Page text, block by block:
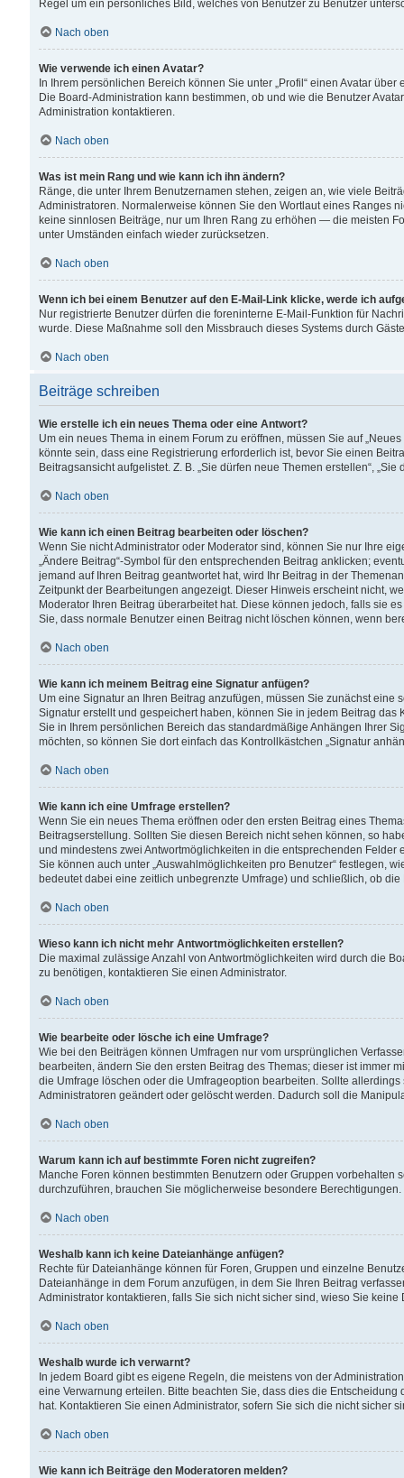
Regel um ein persönliches Bild, welches von Benutzer zu Benutzer
Nach oben
Wie verwende ich einen Avatar?
In Ihrem persönlichen Bereich können Sie unter „Profil“ einen Avatar
Die Board-Administration kann bestimmen, ob und wie die Benutzer
Administration kontaktieren.
Nach oben
Was ist mein Rang und wie kann ich ihn ändern?
Ränge, die unter Ihrem Benutzernamen stehen, zeigen an, wie viele
Administratoren. Normalerweise können Sie den Wortlaut eines Ranges
keine sinnlosen Beiträge, nur um Ihren Rang zu erhöhen — die meisten
unter Umständen einfach wieder zurücksetzen.
Nach oben
Wenn ich bei einem Benutzer auf den E-Mail-Link klicke, werde ich
Nur registrierte Benutzer dürfen die foreninterne E-Mail-Funktion für
wurde. Diese Maßnahme soll den Missbrauch dieses Systems durch
Nach oben
Beiträge schreiben
Wie erstelle ich ein neues Thema oder eine Antwort?
Um ein neues Thema in einem Forum zu eröffnen, müssen Sie auf
könnte sein, dass eine Registrierung erforderlich ist, bevor Sie einen
Beitragsansicht aufgelistet. Z. B. „Sie dürfen neue Themen erstellen“,
Nach oben
Wie kann ich einen Beitrag bearbeiten oder löschen?
Wenn Sie nicht Administrator oder Moderator sind, können Sie nur Ihre
„Ändere Beitrag“-Symbol für den entsprechenden Beitrag anklicken;
jemand auf Ihren Beitrag geantwortet hat, wird Ihr Beitrag in der
Zeitpunkt der Bearbeitungen angezeigt. Dieser Hinweis erscheint nicht,
Moderator Ihren Beitrag überarbeitet hat. Diese können jedoch, falls sie
Sie, dass normale Benutzer einen Beitrag nicht löschen können, wenn
Nach oben
Wie kann ich meinem Beitrag eine Signatur anfügen?
Um eine Signatur an Ihren Beitrag anzufügen, müssen Sie zunächst
Signatur erstellt und gespeichert haben, können Sie in jedem Beitrag
Sie in Ihrem persönlichen Bereich das standardmäßige Anhängen Ihrer
möchten, so können Sie dort einfach das Kontrollkästchen „Signatur
Nach oben
Wie kann ich eine Umfrage erstellen?
Wenn Sie ein neues Thema eröffnen oder den ersten Beitrag eines
Beitragserstellung. Sollten Sie diesen Bereich nicht sehen können, so
und mindestens zwei Antwortmöglichkeiten in die entsprechenden
Sie können auch unter „Auswahlmöglichkeiten pro Benutzer“ festlegen,
bedeutet dabei eine zeitlich unbegrenzte Umfrage) und schließlich, ob
Nach oben
Wieso kann ich nicht mehr Antwortmöglichkeiten erstellen?
Die maximal zulässige Anzahl von Antwortmöglichkeiten wird durch die
zu benötigen, kontaktieren Sie einen Administrator.
Nach oben
Wie bearbeite oder lösche ich eine Umfrage?
Wie bei den Beiträgen können Umfragen nur vom ursprünglichen
bearbeiten, ändern Sie den ersten Beitrag des Themas; dieser ist immer
die Umfrage löschen oder die Umfrageoption bearbeiten. Sollte
Administratoren geändert oder gelöscht werden. Dadurch soll die
Nach oben
Warum kann ich auf bestimmte Foren nicht zugreifen?
Manche Foren können bestimmten Benutzern oder Gruppen
durchzuführen, brauchen Sie möglicherweise besondere
Nach oben
Weshalb kann ich keine Dateianhänge anfügen?
Rechte für Dateianhänge können für Foren, Gruppen und einzelne
Dateianhänge in dem Forum anzufügen, in dem Sie Ihren Beitrag
Administrator kontaktieren, falls Sie sich nicht sicher sind, wieso Sie
Nach oben
Weshalb wurde ich verwarnt?
In jedem Board gibt es eigene Regeln, die meistens von der
eine Verwarnung erteilen. Bitte beachten Sie, dass dies die
hat. Kontaktieren Sie einen Administrator, sofern Sie sich die nicht sicher
Nach oben
Wie kann ich Beiträge den Moderatoren melden?